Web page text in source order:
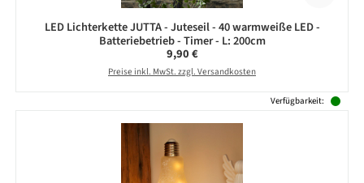
LED Lichterkette JUTTA - Juteseil - 40 warmweiße LED -
Batteriebetrieb - Timer - L: 200cm
Regulärer Preis:
9,90 €
Preise inkl. MwSt. zzgl. Versandkosten
Verfügbarkeit: